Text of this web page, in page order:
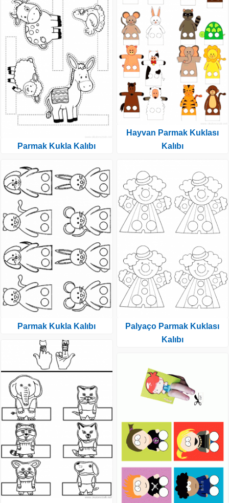
Parmak Kukla Kalıbı
Parmak Kukla Kalıbı
Hayvan Parmak Kuklası
Kalıbı
Palyaço Parmak Kuklası
Kalıbı